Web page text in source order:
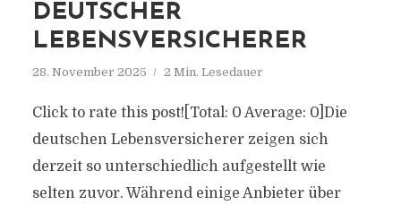
EUTSCHER L
EBENSVERSICHERER
28. November 2025 2 Min. Lesedauer
Click to rate this post![Total: 0 Average: 0]Die
deutschen Lebensversicherer zeigen sich
derzeit so unterschiedlich aufgestellt wie
selten zuvor. Während einige Anbieter über